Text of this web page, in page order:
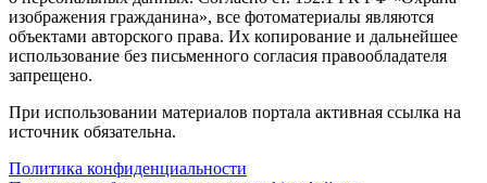
изображения гражданина», все фотоматериалы являются
объектами авторского права. Их копирование и дальнейшее
использование без письменного согласия правообладателя
запрещено.
При использовании материалов портала активная ссылка на
источник обязательна.
Политика конфиденциальности